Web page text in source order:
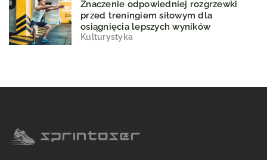
Znaczenie odpowiedniej rozgrzewki
przed treningiem siłowym dla
osiągnięcia lepszych wyników
Kulturystyka